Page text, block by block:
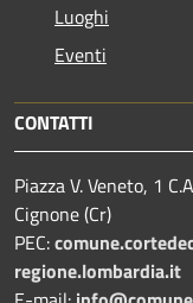
Luoghi
Eventi
CONTATTI
Piazza V. Veneto, 1
Cignone (Cr)
PEC:comune.
regione.lombardia.it